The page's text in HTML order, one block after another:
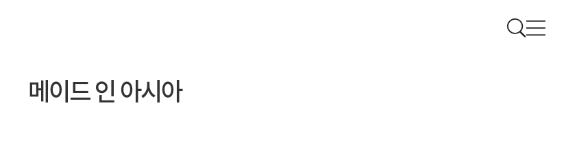
메이드 인 아시아